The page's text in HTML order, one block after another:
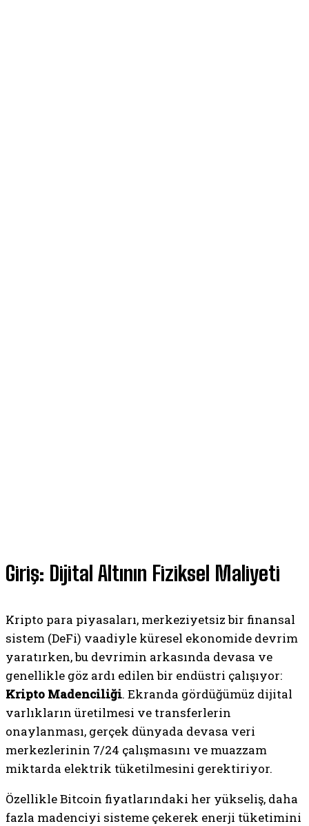
Giriş: Dijital Altının Fiziksel Maliyeti
Kripto para piyasaları, merkeziyetsiz bir finansal
sistem (DeFi) vaadiyle küresel ekonomide devrim
yaratırken, bu devrimin arkasında devasa ve
genellikle göz ardı edilen bir endüstri çalışıyor:
Kripto Madenciliği. Ekranda gördüğümüz dijital
varlıkların üretilmesi ve transferlerin
onaylanması, gerçek dünyada devasa veri
merkezlerinin 7/24 çalışmasını ve muazzam
miktarda elektrik tüketilmesini gerektiriyor.
Özellikle Bitcoin fiyatlarındaki her yükseliş, daha
fazla madenciyi sisteme çekerek enerji tüketimini